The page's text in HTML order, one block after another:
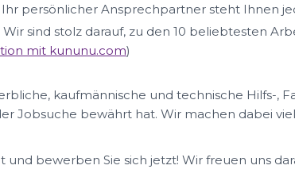
Ihr persönlicher Ansprechpartner steht Ihnen
Wir sind stolz darauf, zu den 10 beliebtesten
mit kununu.com)
kaufmännische und technische Hilfs-,
Jobsuche bewährt hat. Wir machen dabei
und bewerben Sie sich jetzt! Wir freuen uns